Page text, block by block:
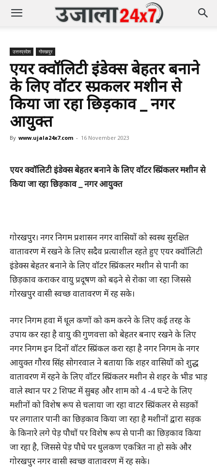
उत्तरप्रदेश गोरखपुर
एयर क्वॉलिटी इंडेक्स बेहतर बनाने
के लिए वॉटर स्प्रिंकलर मशीन से
किया जा रहा छिड़काव _ नगर
आयुक्त
By www.ujala24x7.com - 16 November 2023
एयर क्वॉलिटी इंडेक्स बेहतर बनाने के लिए वॉटर स्प्रिंकलर मशीन से
किया जा रहा छिड़काव _ नगर आयुक्त
गोरखपुर। नगर निगम प्रशासन नगर वासियों को स्वस्थ सुरक्षित
वातावरण में रखने के लिए सदैव प्रत्याशील रहते हुए एयर क्वॉलिटी
इंडेक्स बेहतर बनाने के लिए वॉटर स्प्रिंकलर मशीन से पानी का
छिड़काव कराकर वायु प्रदूषण को बढ़ने से रोका जा रहा जिससे
गोरखपुर वासी स्वच्छ वातावरण में रह सके।
नगर निगम हवा में धूल कणों को कम करने के लिए कई तरह के
उपाय कर रहा है वायु की गुणवत्ता को बेहतर बनाए रखने के लिए
नगर निगम इन दिनों वॉटर स्प्रिंकल करा रहा है नगर निगम के नगर
आयुक्त गौरव सिंह सोगरवाल ने बताया कि शहर वासियों को शुद्ध
वातावरण में रहने के लिए वॉटर स्प्रिंकलर मशीन से शहर के भीड भाड़
वाले स्थान पर 2 शिफ्ट में सुबह और शाम को 4 -4 घन्टे के लिए
मशीनों को विशेष रूप से चलाया जा रहा वाटर स्प्रिंकलर से सड़कों
पर लगातार पानी का छिड़काव किया जा रहा है मशीनों द्वारा सड़क
के किनारे लगे पेड़ पौधों पर विशेष रूप से पानी का छिड़काव किया
जा रहा है, जिससे पेड़ पौधे पर धुलकण एकत्रित ना हो सके और
गोरखपुर नगर वासी स्वच्छ वातावरण में रह सके।